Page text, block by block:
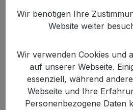
XOX Taco Sticks
Bildergalerie überspringen
Wir benötigen Ihre
Website weiter
Wir verwenden Cookies und
auf unserer Webseite.
essenziell, während
Webseite und Ihre
Personenbezogene Daten